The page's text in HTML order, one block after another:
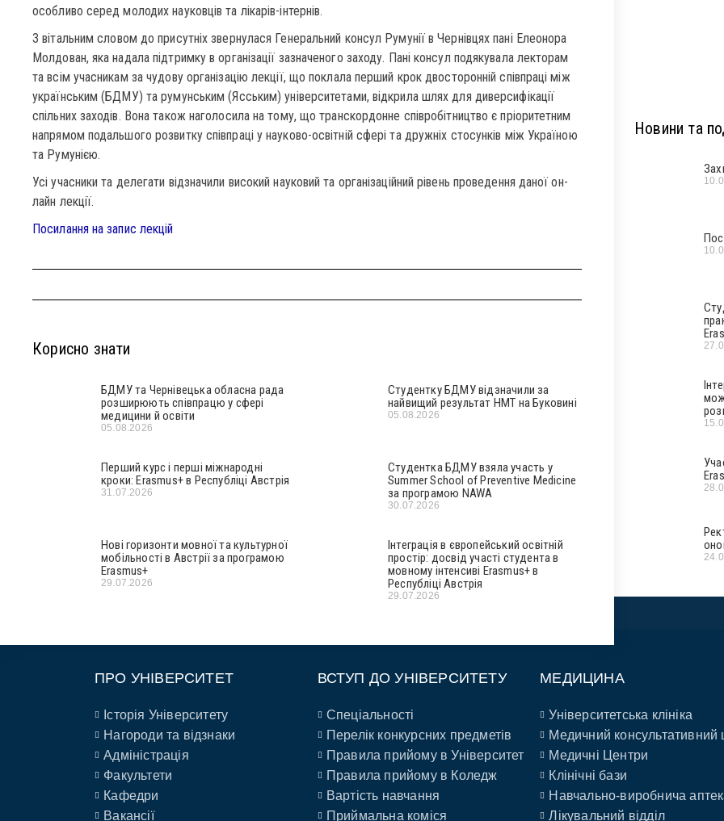
особливо серед молодих науковців та лікарів-інтернів.
З вітальним словом до присутніх звернулася Генеральний консул Румунії в Чернівцях пані Елеонора
Молдован, яка надала підтримку в організації зазначеного заходу. Пані консул подякувала лекторам
та всім учасникам за чудову організацію лекції, що поклала перший крок двосторонній співпраці між
українським (БДМУ) та румунським (Ясським) університетами, відкрила шлях для диверсифікації
спільних заходів. Вона також наголосила на тому, що транскордонне співробітництво є пріоритетним
напрямом подальшого розвитку співпраці у науково-освітній сфері та дружніх стосунків між Україною
та Румунією.
Усі учасники та делегати відзначили високий науковий та організаційний рівень проведення даної он-
лайн лекції.
Посилання на запис лекцій
Корисно знати
БДМУ та Чернівецька обласна рада
розширюють співпрацю у сфері
медицини й освіти
05.08.2026
Студентку БДМУ відзначили за
найвищий результат НМТ на Буковині
05.08.2026
Перший курс і перші міжнародні
кроки: Erasmus+ в Республіці Австрія
31.07.2026
Студентка БДМУ взяла участь у
Summer School of Preventive Medicine
за програмою NAWA
30.07.2026
Нові горизонти мовної та культурної
мобільності в Австрії за програмою
Erasmus+
29.07.2026
Інтеграція в європейський освітній
простір: досвід участі студента в
мовному інтенсиві Erasmus+ в
Республіці Австрія
29.07.2026
Новини та
ПРО УНІВЕРСИТЕТ
Історія Університету
Нагороди та відзнаки
Адміністрація
Факультети
Кафедри
Вакансії
ВСТУП ДО УНІВЕРСИТЕТУ
Спеціальності
Перелік конкурсних предметів
Правила прийому в Університет
Правила прийому в Коледж
Вартість навчання
Приймальна коміся
МЕДИЦИНА
Університетська клініка
Медичний консультативний
Медичні Центри
Клінічні бази
Навчально-виробнича
Лікувальний відділ